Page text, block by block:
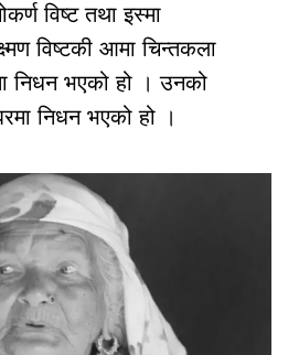
विष्ट तथा इस्मा
विष्टकी आमा चिन्तकला
निधन भएको हो । उनको
निधन भएको हो ।